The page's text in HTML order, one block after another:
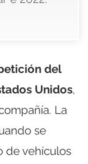
del
Unidos,
La
se
de vehículos